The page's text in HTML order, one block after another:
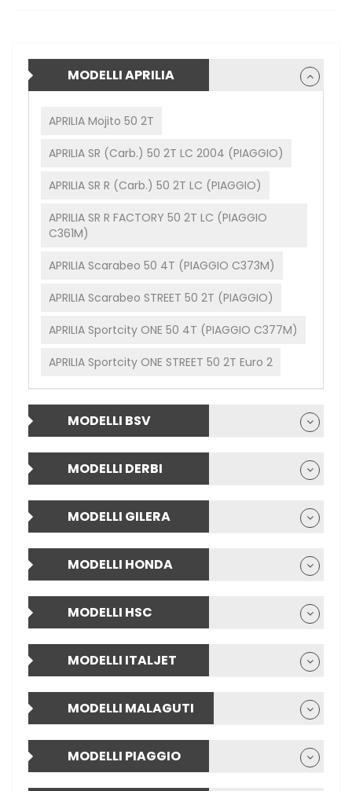
MODELLI APRILIA
APRILIA Mojito 50 2T
APRILIA SR (carb.) 50 2T LC 2004 (PIAGGIO)
APRILIA SR R (carb.) 50 2T LC (PIAGGIO)
APRILIA SR R FACTORY 50 2T LC (PIAGGIO
C361M)
APRILIA Scarabeo 50 4T (PIAGGIO C373M)
APRILIA Scarabeo STREET 50 2T (PIAGGIO)
APRILIA Sportcity ONE 50 4T (PIAGGIO C377M)
APRILIA Sportcity ONE STREET 50 2T Euro 2
MODELLI BSV
MODELLI DERBI
MODELLI GILERA
MODELLI HONDA
MODELLI HSC
MODELLI ITALJET
MODELLI MALAGUTI
MODELLI PIAGGIO